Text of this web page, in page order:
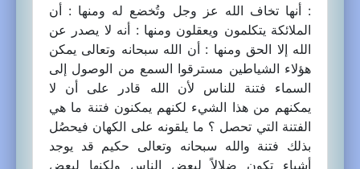
: أنها تخاف الله عز وجل وتُخضع له ومنها : أن
الملائكة يتكلمون ويعقلون ومنها : أنه لا يصدر عن
الله إلا الحق ومنها : أن الله سبحانه وتعالى يمكن
هؤلاء الشياطين مسترقوا السمع من الوصول إلى
السماء فتنة للناس لأن الله قادر على أن لا
يمكنهم من هذا الشيء لكنهم يمكنون فتنة ما هي
الفتنة التي تحصل ؟ ما يلقونه على الكهان فيحصُل
بذلك فتنة والله سبحانه وتعالى حكيم قد يوجد
أشياء تكون ضلالاً لبعض الناس ولكنها لبعض